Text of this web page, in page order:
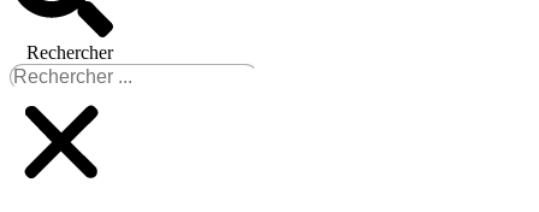
Rechercher